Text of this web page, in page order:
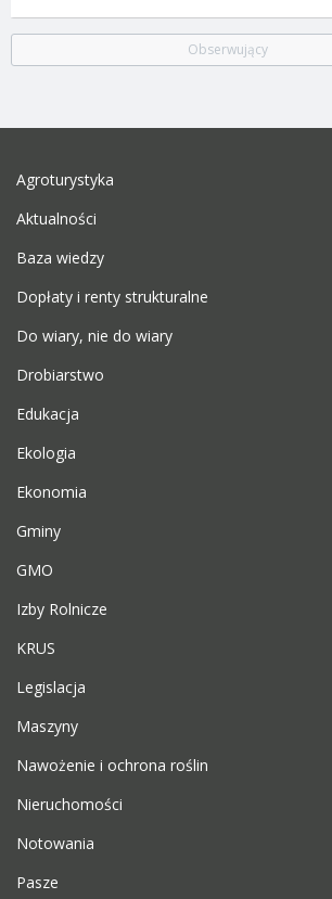
Obserwujący
Agroturystyka
Aktualności
Baza wiedzy
Dopłaty i renty strukturalne
Do wiary, nie do wiary
Drobiarstwo
Edukacja
Ekologia
Ekonomia
Gminy
GMO
Izby Rolnicze
KRUS
Legislacja
Maszyny
Nawożenie i ochrona roślin
Nieruchomości
Notowania
Pasze